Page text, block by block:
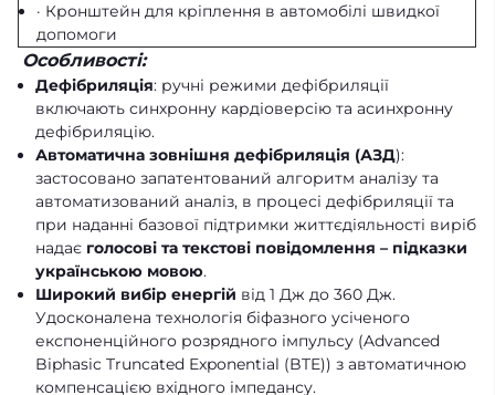
· Кронштейн для кріплення в автомобілі швидкої
допомоги
Особливості:
Дефібриляція: ручні режими дефібриляції
включають синхронну кардіоверсію та асинхронну
дефібриляцію.
Автоматична зовнішня дефібриляція (АЗД):
застосовано запатентований алгоритм аналізу та
автоматизований аналіз, в процесі дефібриляції та
при наданні базової підтримки життєдіяльності виріб
надає голосові та текстові повідомлення – підказки
українською мовою.
Широкий вибір енергій від 1 Дж до 360 Дж.
Удосконалена технологія біфазного усіченого
експоненційного розрядного імпульсу (Advanced
Biphasic Truncated Exponential (BTE)) з автоматичною
компенсацією вхідного імпедансу.